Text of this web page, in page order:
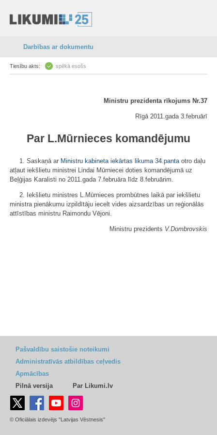
Darbības ar dokumentu
Tiesību akts: spēkā esošs
Ministru prezidenta rīkojums Nr.37
Rīgā 2011.gada 3.februārī
Par L.Mūrnieces komandējumu
1. Saskaņā ar Ministru kabineta iekārtas likuma 34.pantaotro daļu
atļaut iekšlietu ministrei Lindai Mūrniecei doties komandējumā uz
Beļģijas Karalisti no 2011.gada 7.februāra līdz 8.februārim.
2. Iekšlietu ministres L.Mūrnieces prombūtnes laikā par iekšlietu
ministra pienākumu izpildītāju iecelt vides aizsardzības un reģionālās
attīstības ministru Raimondu Vējoni.
Ministru prezidents V.Dombrovskis
Pašvaldību saistošie noteikumi
Administratīvās atbildības ceļvedis
Apmācības
Pilnā versija
Par Likumi.lv
© Oficiālais izdevējs "Latvijas Vēstnesis"